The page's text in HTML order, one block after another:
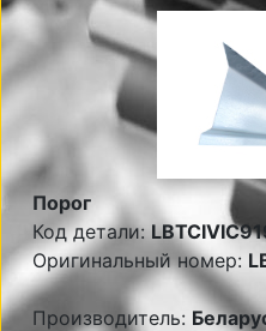
Порог
Код детали:
Оригинальный номер:
Производитель: